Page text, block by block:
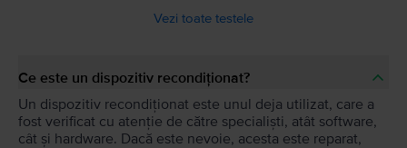
Vezi toate testele
Ce este un dispozitiv recondiționat?
Un dispozitiv recondiționat este unul deja utilizat, care a
fost verificat cu atenție de către specialiști, atât software,
cât și hardware. Dacă este nevoie, acesta este reparat,